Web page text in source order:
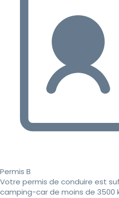
Permis B
Votre permis de conduire est
camping-car de moins de 3500